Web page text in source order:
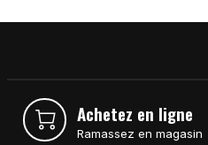
Achetez en ligne
Ramassez en magasin